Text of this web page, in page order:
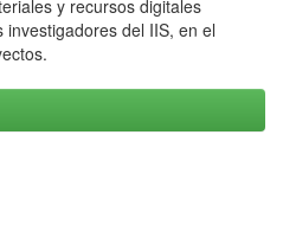
y recursos digitales
del IIS, en el